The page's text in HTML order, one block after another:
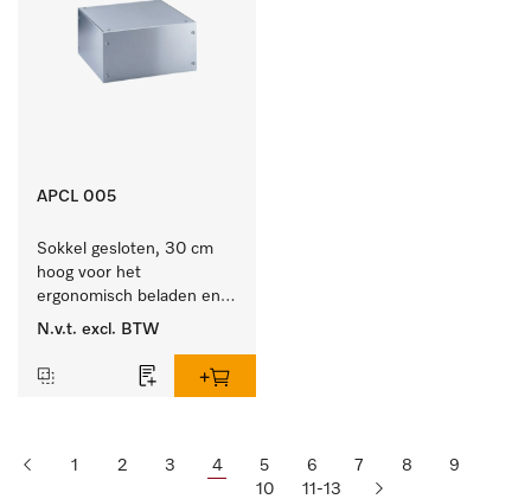
APCL 005
Sokkel gesloten, 30 cm
hoog voor het
ergonomisch beladen en
legen van de wasmachine
N.v.t. excl. BTW
1 2 3 4 5 6 7 8
9
10
11-13